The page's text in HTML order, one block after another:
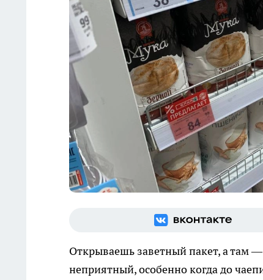
Открываешь заветный пакет, а там
неприятный, особенно когда до